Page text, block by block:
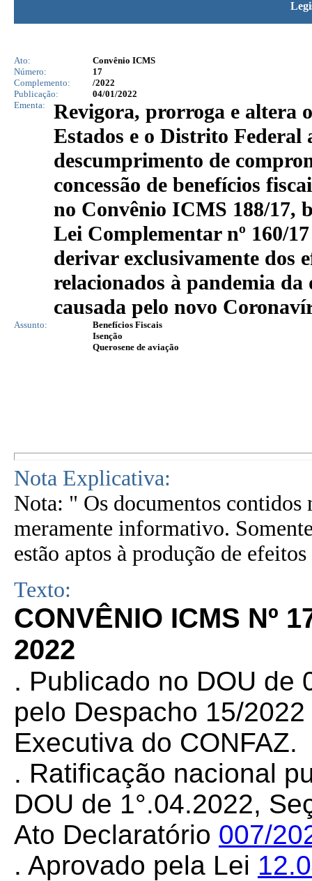
Ato:
Convênio ICMS
Número:
17
Complemento:
/2022
Publicação:
04/01/2022
Ementa:
Revigora, prorroga e altera
Estados e o Distrito
descumprimento de
concessão de benefícios
no Convênio ICMS 188/17,
Lei Complementar nº 160/
derivar exclusivamente dos
relacionados à pandemia
causada pelo novo
Assunto:
Benefícios Fiscais
Isenção
Querosene de aviação
Nota Explicativa:
Nota: " Os documentos contidos
meramente informativo.
estão aptos à produção de
Texto:
CONVÊNIO ICMS Nº
2022
. Publicado no DOU de
pelo Despacho 15/
Executiva do CONFAZ.
. Ratificação nacional
DOU de 1°.04.2022,
Ato Declaratório 007/
. Aprovado pela Lei